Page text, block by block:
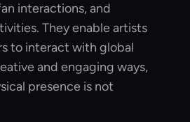
interactions, and
They enable artists
to interact with global
and engaging ways,
presence is not